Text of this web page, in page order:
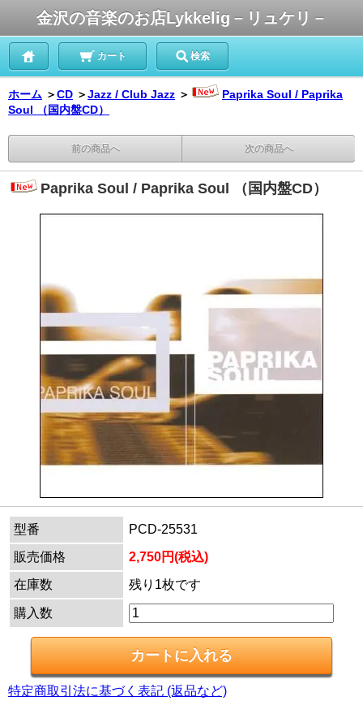
金沢の音楽のお店Lykkelig－リュケリ－
カート 検索
ホーム ＞CD ＞Jazz / Club Jazz ＞
Paprika Soul / Paprika
Soul （国内盤CD）
前の商品へ 次の商品へ
Paprika Soul / Paprika Soul （国内盤CD）
型番
PCD-25531
販売価格
2,750円(税込)
在庫数
残り1枚です
購入数
特定商取引法に基づく表記 (返品など)